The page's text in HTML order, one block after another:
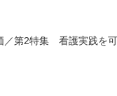
／第2特集 看護実践を